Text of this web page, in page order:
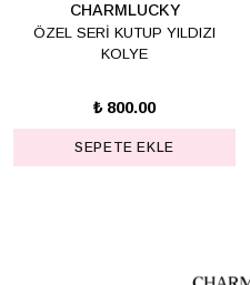
CHARMLUCKY
ÖZEL SERİ KUTUP YILDIZI
KOLYE
₺ 800.00
SEPETE EKLE